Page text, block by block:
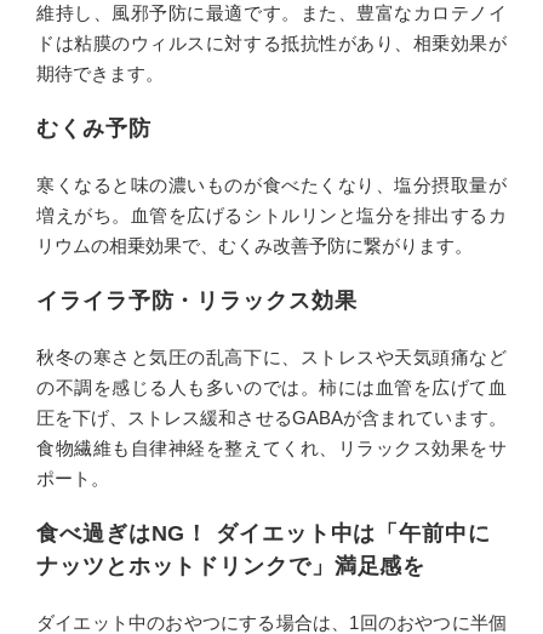
維持し、風邪予防に最適です。また、豊富なカロテノイ
ドは粘膜のウィルスに対する抵抗性があり、相乗効果が
期待できます。
むくみ予防
寒くなると味の濃いものが食べたくなり、塩分摂取量が
増えがち。血管を広げるシトルリンと塩分を排出するカ
リウムの相乗効果で、むくみ改善予防に繋がります。
イライラ予防・リラックス効果
秋冬の寒さと気圧の乱高下に、ストレスや天気頭痛など
の不調を感じる人も多いのでは。柿には血管を広げて血
圧を下げ、ストレス緩和させるGABAが含まれています。
食物繊維も自律神経を整えてくれ、リラックス効果をサ
ポート。
食べ過ぎはNG！ ダイエット中は「午前中に
ナッツとホットドリンクで」満足感を
ダイエット中のおやつにする場合は、1回のおやつに半個